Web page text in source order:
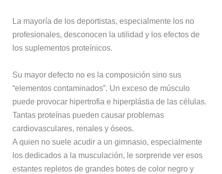
La mayoría de los deportistas, especialmente los no
profesionales, desconocen la utilidad y los efectos de
los suplementos proteínicos.
Su mayor defecto no es la composición sino sus
“elementos contaminados”. Un exceso de músculo
puede provocar hipertrofia e hiperplástia de las células.
Tantas proteínas pueden causar problemas
cardiovasculares, renales y óseos.
A quien no suele acudir a un gimnasio, especialmente
los dedicados a la musculación, le sorprende ver esos
estantes repletos de grandes botes de color negro y